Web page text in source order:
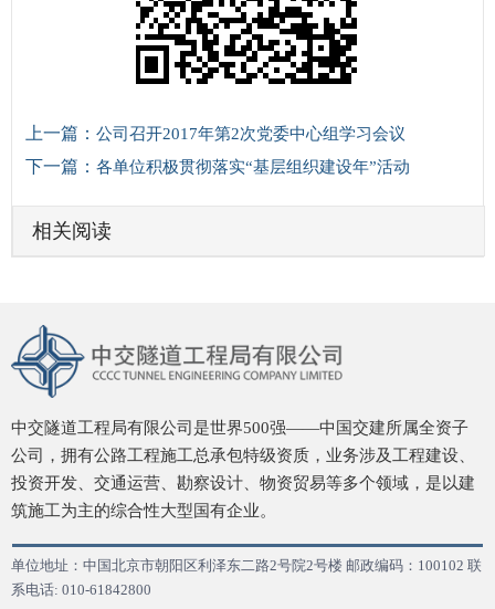
上一篇： 公司召开2017年第2次党委中心组学习会议
下一篇： 各单位积极贯彻落实“基层组织建设年”活动
相关阅读
中交隧道工程局有限公司是世界500强——中国交建所属全资子
公司，拥有公路工程施工总承包特级资质，业务涉及工程建设、
投资开发、交通运营、勘察设计、物资贸易等多个领域，是以建
筑施工为主的综合性大型国有企业。
单位地址：中国北京市朝阳区利泽东二路2号院2号楼 邮政编码：100102 联
系电话: 010-61842800